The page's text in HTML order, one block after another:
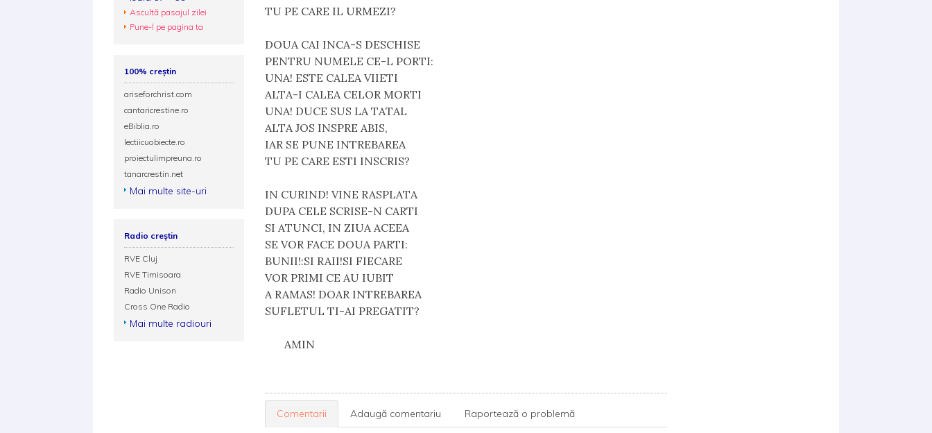
TU PE CARE IL URMEZI?
DOUA CAI INCA-S DESCHISE
PENTRU NUMELE CE-L PORTI:
UNA! ESTE CALEA VIIETI
ALTA-I CALEA CELOR MORTI
UNA! DUCE SUS LA TATAL
ALTA JOS INSPRE ABIS,
IAR SE PUNE INTREBAREA
TU PE CARE ESTI INSCRIS?
IN CURIND! VINE RASPLATA
DUPA CELE SCRISE-N CARTI
SI ATUNCI, IN ZIUA ACEEA
SE VOR FACE DOUA PARTI:
BUNII!:SI RAII!SI FIECARE
VOR PRIMI CE AU IUBIT
A RAMAS! DOAR INTREBAREA
SUFLETUL TI-AI PREGATIT?
       AMIN
Comentarii Adaugă comentariu Raportează o problemă
Ascultă pasajul zilei
Pune-l pe pagina ta
100% creștin
ariseforchrist.com
cantaricrestine.ro
eBiblia.ro
lectiicuobiecte.ro
proiectulimpreuna.ro
tanarcrestin.net
Mai multe site-uri
Radio creștin
RVE Cluj
RVE Timisoara
Radio Unison
Cross One Radio
Mai multe radiouri